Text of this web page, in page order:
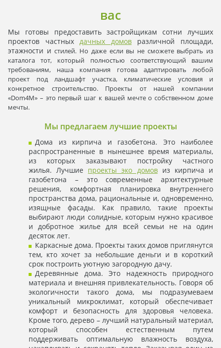
вас
Мы готовы предоставить застройщикам сотни лучших
проектов частныхдачных домовразличной площади,
этажности истилей. Но даже если вы не сможете выбрать из
каталога тот, который полностью соответствующий вашим
требованиям, наша компания готова адаптировать любой
проект под ландшафт участка, климатические условия и
конкретное строительство. Проекты от нашей компании
«Dom4M» – это первый шаг к вашей мечте о собственном доме
мечты.
Мы предлагаем лучшие проекты
Дома из кирпича и газобетона. Это наиболее
распространенные в нынешнее время материалы,
из которых заказывают постройку частного
жилья. Лучшие проекты эко домовиз кирпича и
газобетона – это современные архитектурные
решения, комфортная планировка внутреннего
пространства дома, рациональные и, одновременно,
изящные фасады. Как правило, такие проекты
выбирают люди солидные, которым нужно красивое
и добротное жилье для всей семьи не на один
десяток лет.
Каркасные дома. Проекты таких домов приглянутся
тем, кто хочет за небольшие деньги и в короткий
срок построить уютную загородную дачу.
Деревянные дома. Это надежность природного
материала и внешняя привлекательность. Говоря об
экологичности такого дома, мы подразумеваем
уникальный микроклимат, который обеспечивает
комфорт и безопасность для здоровья человека.
Кроме того, дерево – лучший натуральный материал,
который способен естественным путем
поддерживать оптимальную влажность воздуха,